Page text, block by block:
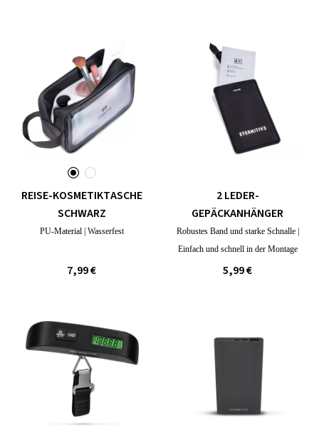
REISE-KOSMETIKTASCHE
SCHWARZ
PU-Material | Wasserfest
7,99 €
2 LEDER-
GEPÄCKANHÄNGER
Robustes Band und starke Schnalle |
Einfach und schnell in der Montage
5,99 €